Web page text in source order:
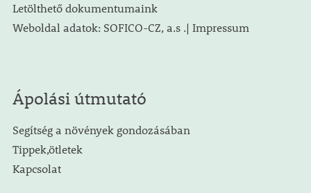
Letölthető dokumentumaink
Weboldal adatok: SOFICO-CZ, a.s .| Impressum
Ápolási útmutató
Segítség a növények gondozásában
Tippek,ötletek
Kapcsolat